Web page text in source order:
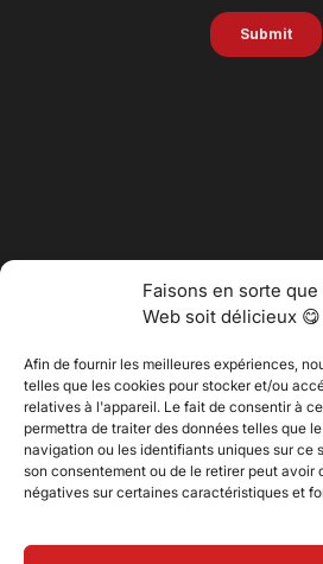
Faisons en sorte
Web soit délicieux 😋
Afin de fournir les meilleures expériences,
telles que les cookies pour stocker et/ou
relatives à l'appareil. Le fait de consentir à
permettra de traiter des données telles que
navigation ou les identifiants uniques sur ce
son consentement ou de le retirer peut avoir
négatives sur certaines caractéristiques et
@2025 Vertitech. Tous
Politique de